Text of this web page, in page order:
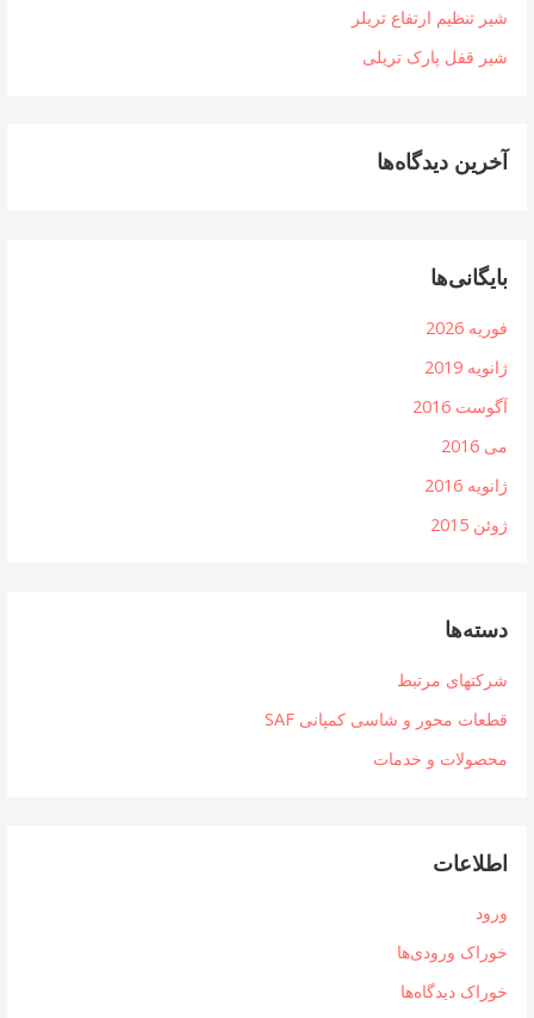
شیر تنظیم ارتفاع تریلر
شیر قفل پارک تریلی
آخرین دیدگاه‌ها
بایگانی‌ها
فوریه 2026
ژانویه 2019
آگوست 2016
می 2016
ژانویه 2016
ژوئن 2015
دسته‌ها
شرکتهای مرتبط
قطعات محور و شاسی کمپانی SAF
محصولات و خدمات
اطلاعات
ورود
خوراک ورودی‌ها
خوراک دیدگاه‌ها